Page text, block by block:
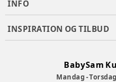
INFO
INSPIRATION OG TILBUD
BabySam
Mandag -